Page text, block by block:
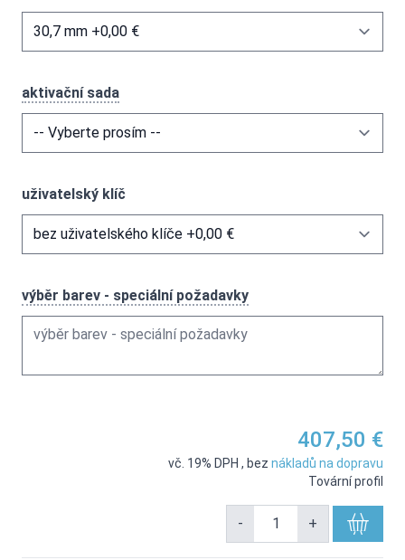
aktivační sada
uživatelský klíč
výběr barev - speciální požadavky
407,50 €
vč. 19% DPH , bez nákladů na dopravu
Tovární profil
- +